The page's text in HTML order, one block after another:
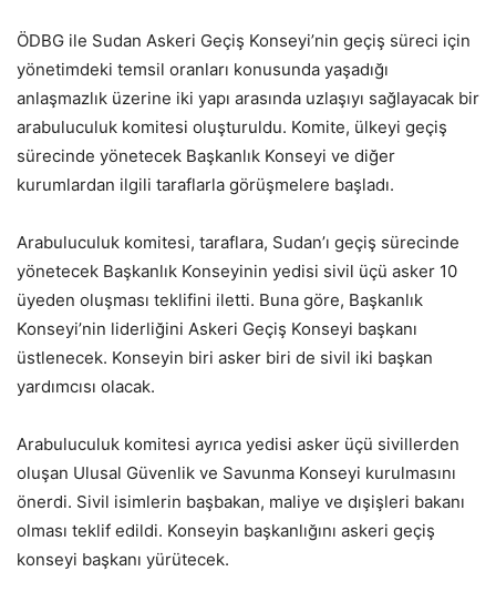
ÖDBG ile Sudan Askeri Geçiş Konseyi’nin geçiş süreci için
yönetimdeki temsil oranları konusunda yaşadığı
anlaşmazlık üzerine iki yapı arasında uzlaşıyı sağlayacak bir
arabuluculuk komitesi oluşturuldu. Komite, ülkeyi geçiş
sürecinde yönetecek Başkanlık Konseyi ve diğer
kurumlardan ilgili taraflarla görüşmelere başladı.
Arabuluculuk komitesi, taraflara, Sudan’ı geçiş sürecinde
yönetecek Başkanlık Konseyinin yedisi sivil üçü asker 10
üyeden oluşması teklifini iletti. Buna göre, Başkanlık
Konseyi’nin liderliğini Askeri Geçiş Konseyi başkanı
üstlenecek. Konseyin biri asker biri de sivil iki başkan
yardımcısı olacak.
Arabuluculuk komitesi ayrıca yedisi asker üçü sivillerden
oluşan Ulusal Güvenlik ve Savunma Konseyi kurulmasını
önerdi. Sivil isimlerin başbakan, maliye ve dışişleri bakanı
olması teklif edildi. Konseyin başkanlığını askeri geçiş
konseyi başkanı yürütecek.